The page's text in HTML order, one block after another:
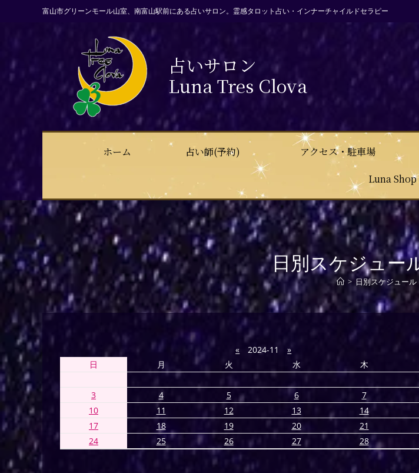
富山市グリーンモール山室、南富山駅前にある占いサロン。霊感タロット占い・インナーチャイルドセラピー
占いサロン
Luna Tres Clova
ホーム 占い師(予約) アクセス・駐車場
Luna Shop
日別スケジュー
> 日別スケジュール
« 2024-11 »
日 月 火 水 木
3
4 5 6 7
10
11 12 13 14
17
18 19 20 21
24
25 26 27 28